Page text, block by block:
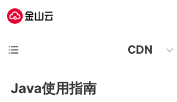
CDN
Java使用指南